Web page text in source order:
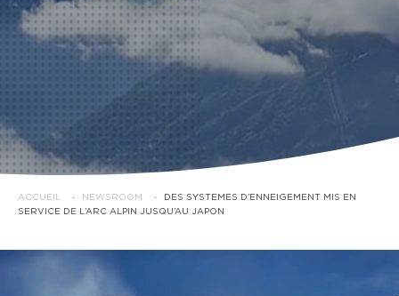
ACCUEIL · NEWSROOM ·
DES SYSTEMES D’ENNEIGEMENT MIS EN
SERVICE DE L’ARC ALPIN JUSQU’AU JAPON